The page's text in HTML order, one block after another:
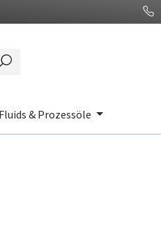
& Prozessöle